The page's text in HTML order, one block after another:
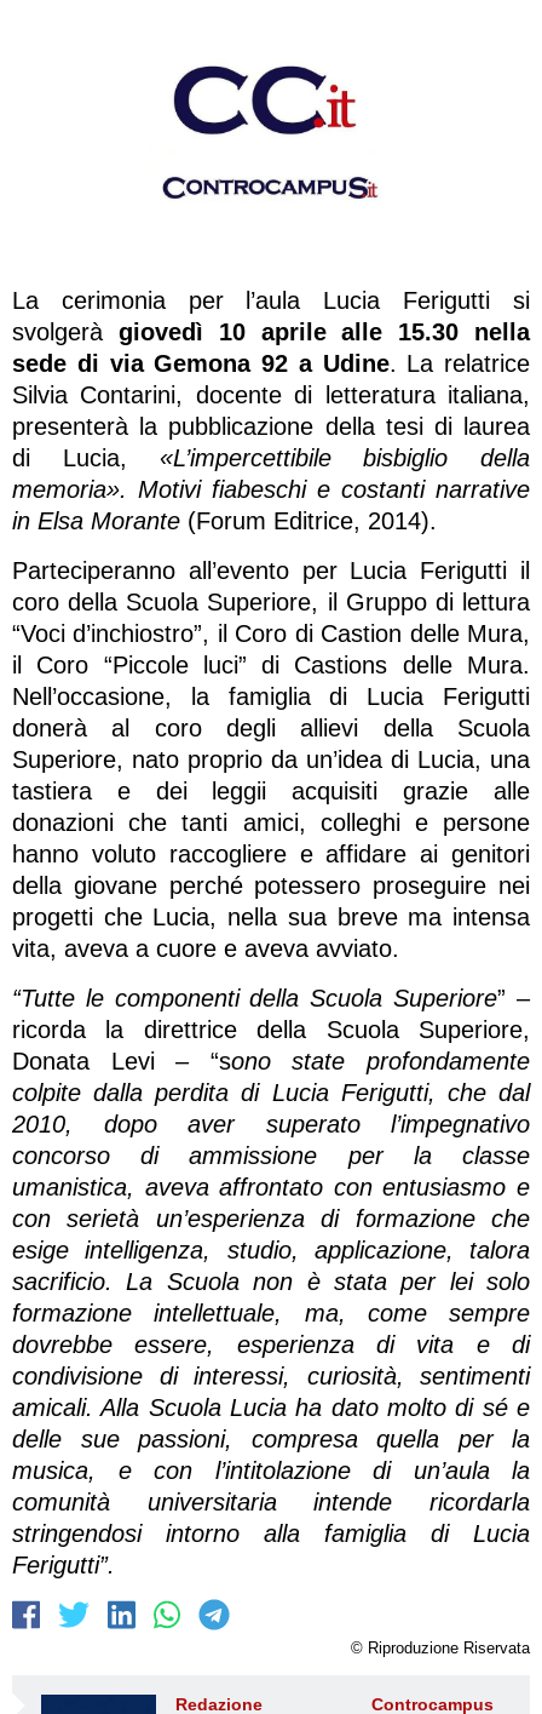
La cerimonia per l’aula Lucia Ferigutti si
svolgerà giovedì 10 aprile alle 15.30 nella
sede di via Gemona 92 a Udine. La relatrice
Silvia Contarini, docente di letteratura italiana,
presenterà la pubblicazione della tesi di laurea
di Lucia, «L’impercettibile bisbiglio della
memoria». Motivi fiabeschi e costanti narrative
in Elsa Morante (Forum Editrice, 2014).
Parteciperanno all’evento per Lucia Ferigutti il
coro della Scuola Superiore, il Gruppo di lettura
“Voci d’inchiostro”, il Coro di Castion delle Mura,
il Coro “Piccole luci” di Castions delle Mura.
Nell’occasione, la famiglia di Lucia Ferigutti
donerà al coro degli allievi della Scuola
Superiore, nato proprio da un’idea di Lucia, una
tastiera e dei leggii acquisiti grazie alle
donazioni che tanti amici, colleghi e persone
hanno voluto raccogliere e affidare ai genitori
della giovane perché potessero proseguire nei
progetti che Lucia, nella sua breve ma intensa
vita, aveva a cuore e aveva avviato.
“Tutte le componenti della Scuola Superiore” –
ricorda la direttrice della Scuola Superiore,
Donata Levi – “sono state profondamente
colpite dalla perdita di Lucia Ferigutti, che dal
2010, dopo aver superato l’impegnativo
concorso di ammissione per la classe
umanistica, aveva affrontato con entusiasmo e
con serietà un’esperienza di formazione che
esige intelligenza, studio, applicazione, talora
sacrificio. La Scuola non è stata per lei solo
formazione intellettuale, ma, come sempre
dovrebbe essere, esperienza di vita e di
condivisione di interessi, curiosità, sentimenti
amicali. Alla Scuola Lucia ha dato molto di sé e
delle sue passioni, compresa quella per la
musica, e con l’intitolazione di un’aula la
comunità universitaria intende ricordarla
stringendosi intorno alla famiglia di Lucia
Ferigutti”.
© Riproduzione Riservata
Redazione Controcampus